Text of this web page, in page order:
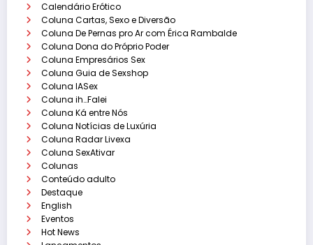
Calendário Erótico
Coluna Cartas, Sexo e Diversão
Coluna De Pernas pro Ar com Érica Rambalde
Coluna Dona do Próprio Poder
Coluna Empresários Sex
Coluna Guia de Sexshop
Coluna IASex
Coluna ih…Falei
Coluna Ká entre Nós
Coluna Notícias de Luxúria
Coluna Radar Livexa
Coluna SexAtivar
Colunas
Conteúdo adulto
Destaque
English
Eventos
Hot News